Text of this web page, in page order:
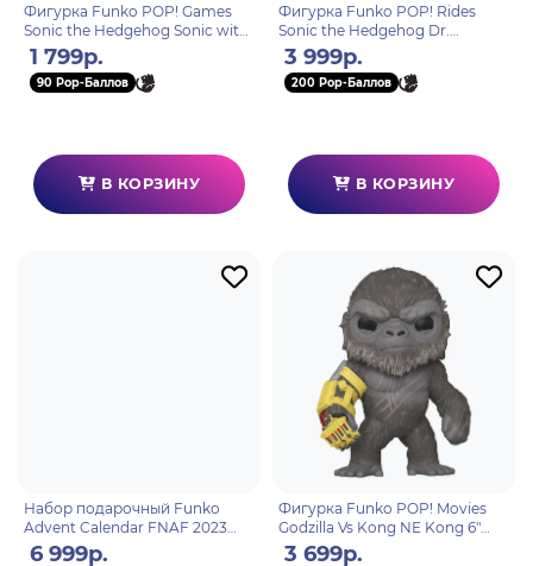
Фигурка Funko POP! Games
Sonic the Hedgehog Sonic with
Emerald (284) 20147
1 799р.
90 Pop-Баллов
В КОРЗИНУ
Фигурка Funko POP! Rides
Sonic the Hedgehog Dr.
Eggman (298) 70584
3 999р.
200 Pop-Баллов
В КОРЗИНУ
Набор подарочный Funko
Advent Calendar FNAF 2023
(Pkt POP) 24 фигурки 72480
6 999р.
Фигурка Funko POP! Movies
Godzilla Vs Kong NE Kong 6"
(1545) 75931
3 699р.